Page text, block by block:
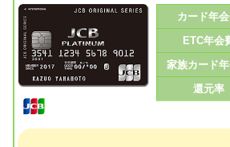
カード年
ETC年会
家族カード
還元率